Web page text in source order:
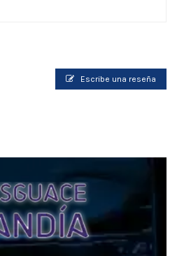
Escribe una reseña